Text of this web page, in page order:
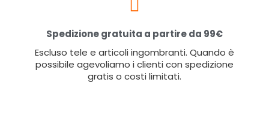
Spedizione gratuita a partire da 99€
Escluso tele e articoli ingombranti. Quando è
possibile agevoliamo i clienti con spedizione
gratis o costi limitati.